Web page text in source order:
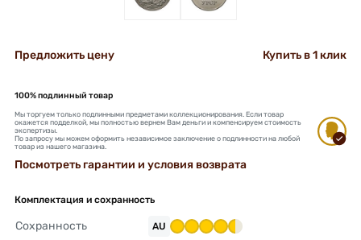
Предложить цену Купить в 1 клик
100% подлинный товар
Мы торгуем только подлинными предметами коллекционирования. Если товар
окажется подделкой, мы полностью вернем Вам деньги и компенсируем стоимость
экспертизы.
По запросу мы можем оформить независимое заключение о подлинности на любой
товар из нашего магазина.
Посмотреть гарантии и условия возврата
Комплектация и сохранность
Сохранность AU